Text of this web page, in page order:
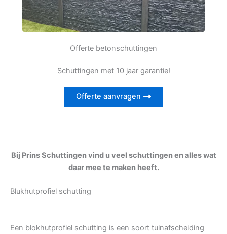
Offerte betonschuttingen
Schuttingen met 10 jaar garantie!
Offerte aanvragen
Bij Prins Schuttingen vind u veel schuttingen en alles wat
daar mee te maken heeft.
Blukhutprofiel schutting
Een blokhutprofiel schutting is een soort tuinafscheiding